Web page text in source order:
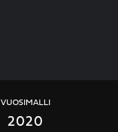
VUOSIMALLI
2020